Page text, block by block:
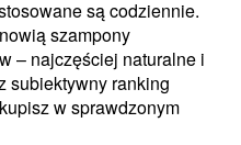
są codziennie.
szampony
– najczęściej naturalne i
subiektywny ranking
w sprawdzonym